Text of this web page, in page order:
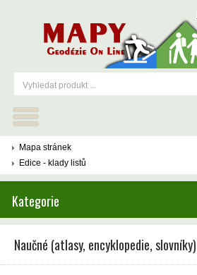
Mapa stránek
Edice - klady listů
Kategorie
Naučné (atlasy, encyklopedie, slovníky)